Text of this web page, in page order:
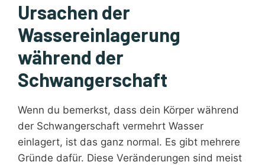
Ursachen der
Wassereinlagerung
während der
Schwangerschaft
Wenn du bemerkst, dass dein Körper während
der Schwangerschaft vermehrt Wasser
einlagert, ist das ganz normal. Es gibt mehrere
Gründe dafür. Diese Veränderungen sind meist